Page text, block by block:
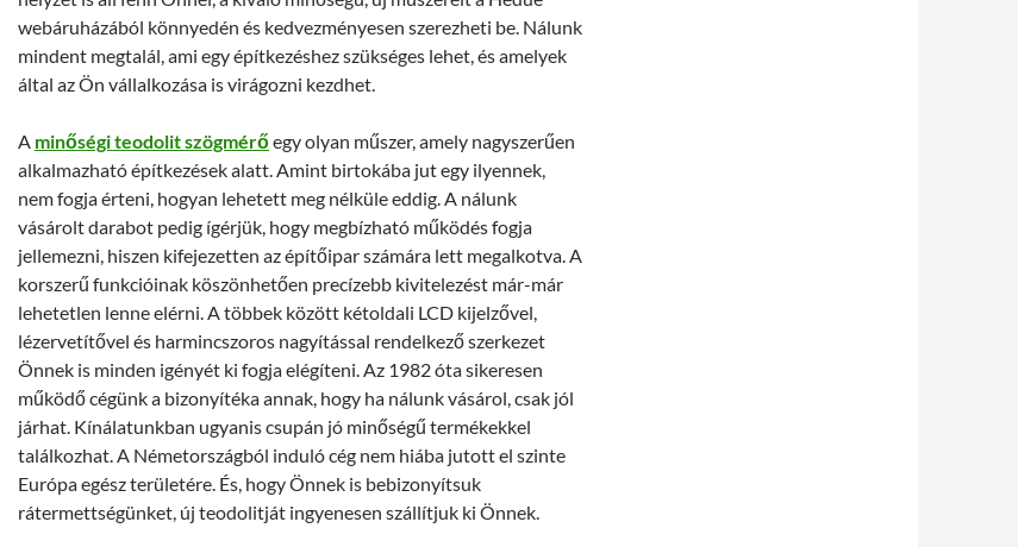
webáruházából könnyedén és kedvezményesen szerezheti be. Nálunk
mindent megtalál, ami egy építkezéshez szükséges lehet, és amelyek
által az Ön vállalkozása is virágozni kezdhet.
A minőségiteodolit szögmérőegy olyan műszer, amely nagyszerűen
alkalmazható építkezések alatt. Amint birtokába jut egy ilyennek,
nem fogja érteni, hogyan lehetett meg nélküle eddig. A nálunk
vásárolt darabot pedig ígérjük, hogy megbízható működés fogja
jellemezni, hiszen kifejezetten az építőipar számára lett megalkotva. A
korszerű funkcióinak köszönhetően precízebb kivitelezést már-már
lehetetlen lenne elérni. A többek között kétoldali LCD kijelzővel,
lézervetítővel és harmincszoros nagyítással rendelkező szerkezet
Önnek is minden igényét ki fogja elégíteni. Az 1982 óta sikeresen
működő cégünk a bizonyítéka annak, hogy ha nálunk vásárol, csak jól
járhat. Kínálatunkban ugyanis csupán jó minőségű termékekkel
találkozhat. A Németországból induló cég nem hiába jutott el szinte
Európa egész területére. És, hogy Önnek is bebizonyítsuk
rátermettségünket, új teodolitját ingyenesen szállítjuk ki Önnek.